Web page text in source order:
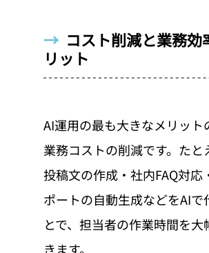
→ コスト削減と業務効
リット
AI運用の最も大きなメリット
業務コストの削減です。たと
投稿文の作成・社内FAQ対応
ポートの自動生成などをAIで
とで、担当者の作業時間を大
きます。